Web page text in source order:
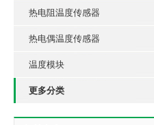
热电阻温度传感器
热电偶温度传感器
温度模块
更多分类